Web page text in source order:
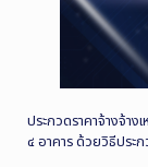
ประกวดราคาจ้างจ้า
๔ อาคาร ด้วยวิธีปร